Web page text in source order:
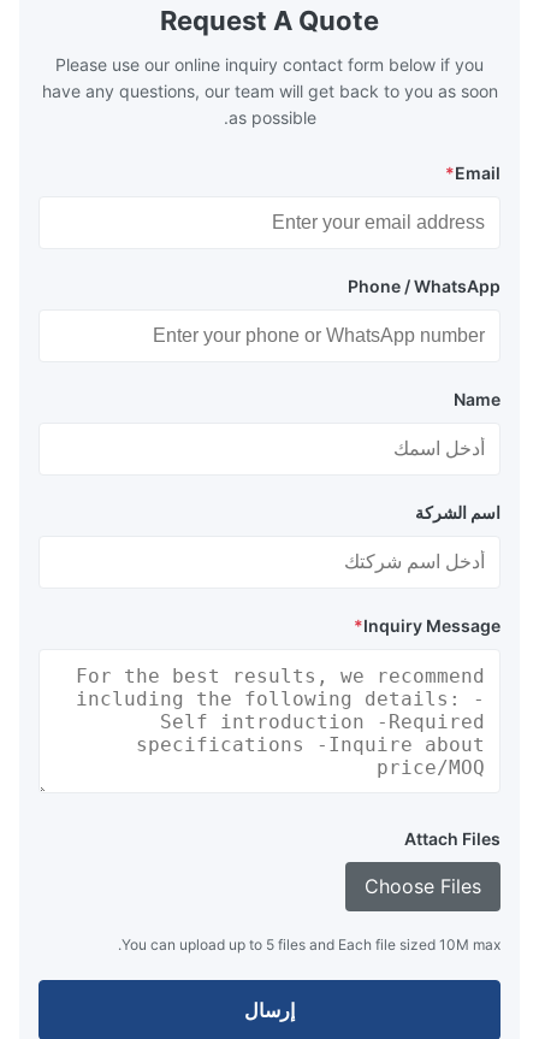
boilers is generally in the temperature
range of 200°C – 250°C, so there
Request A Quote
Please use our online inquiry contact form below if you
have any questions, our team will get back to you as soon
as possible.
Email
*
Phone / WhatsApp
Name
اسم الشركة
Inquiry Message
*
Attach Files
Choose Files
You can upload up to 5 files and Each file sized 10M max.
إرسال